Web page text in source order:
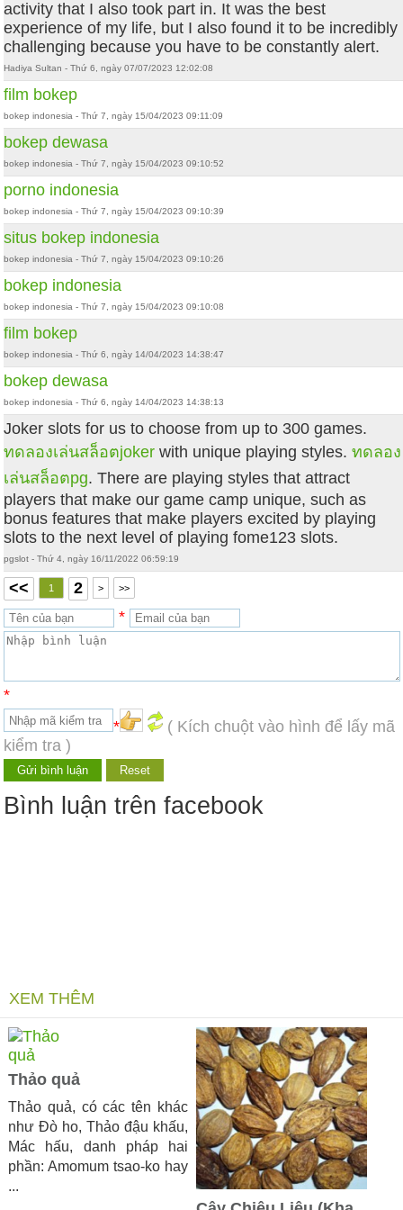
activity that I also took part in. It was the best
experience of my life, but I also found it to be incredibly
challenging because you have to be constantly alert.
Hadiya Sultan - Thứ 6, ngày 07/07/2023 12:02:08
film bokep
bokep indonesia - Thứ 7, ngày 15/04/2023 09:11:09
bokep dewasa
bokep indonesia - Thứ 7, ngày 15/04/2023 09:10:52
porno indonesia
bokep indonesia - Thứ 7, ngày 15/04/2023 09:10:39
situs bokep indonesia
bokep indonesia - Thứ 7, ngày 15/04/2023 09:10:26
bokep indonesia
bokep indonesia - Thứ 7, ngày 15/04/2023 09:10:08
film bokep
bokep indonesia - Thứ 6, ngày 14/04/2023 14:38:47
bokep dewasa
bokep indonesia - Thứ 6, ngày 14/04/2023 14:38:13
Joker slots for us to choose from up to 300 games.
ทดลองเล่นสล็อตjoker with unique playing styles.ทดลอง
เล่นสล็อตpg. There are playing styles that attract
players that make our game camp unique, such as
bonus features that make players excited by playing
slots to the next level of playing fome123 slots.
pgslot - Thứ 4, ngày 16/11/2022 06:59:19
<< 1 2 > >>
*
*
*
( Kích chuột vào hình để lấy mã
kiểm tra )
Bình luận trên facebook
XEM THÊM
Thảo quả
Thảo quả, có các tên khác
như Đò ho, Thảo đậu khấu,
Mác hấu, danh pháp hai
phần: Amomum tsao-ko hay
...